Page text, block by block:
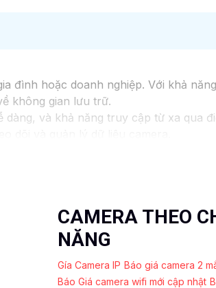
đình hoặc doanh nghiệp. Với khả
không gian lưu trữ.
và khả năng truy cập từ xa qua
mọi tình huống, đồng thời tiết kiệm
CAMERA THEO
NĂNG
Gía Camera IP Báo giá camera 2
Báo Giá camera wifi mới cập nhật